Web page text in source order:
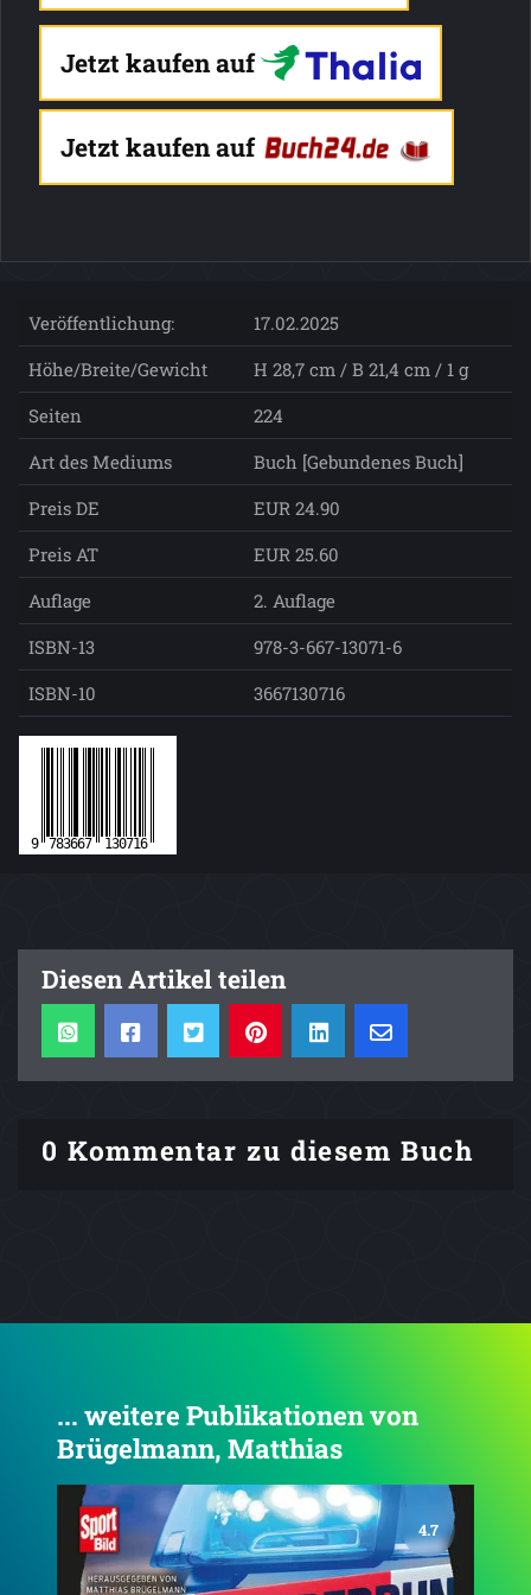
Jetzt kaufen auf
Jetzt kaufen auf
Veröffentlichung:
17.02.2025
Höhe/Breite/Gewicht
H 28,7 cm / B 21,4 cm / 1 g
Seiten
224
Art des Mediums
Buch [Gebundenes Buch]
Preis DE
EUR 24.90
Preis AT
EUR 25.60
Auflage
2. Auflage
ISBN-13
978-3-667-13071-6
ISBN-10
3667130716
Diesen Artikel teilen
0 Kommentar zu diesem Buch
... weitere Publikationen von
Brügelmann, Matthias
4.6